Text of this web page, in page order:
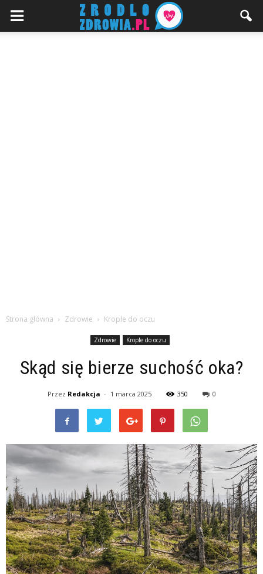
Strona główna Zdrowie Krople do oczu
Zdrowie Krople do oczu
Skąd się bierze suchość oka?
Przez Redakcja - 1 marca 2025 350 0